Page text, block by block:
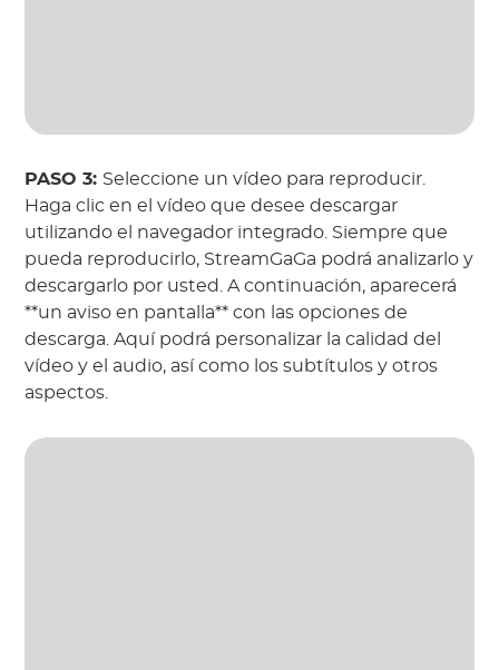
PASO 3: Seleccione un vídeo para reproducir.
Haga clic en el vídeo que desee descargar
utilizando el navegador integrado. Siempre que
pueda reproducirlo, StreamGaGa podrá analizarlo y
descargarlo por usted. A continuación, aparecerá
**un aviso en pantalla** con las opciones de
descarga. Aquí podrá personalizar la calidad del
vídeo y el audio, así como los subtítulos y otros
aspectos.